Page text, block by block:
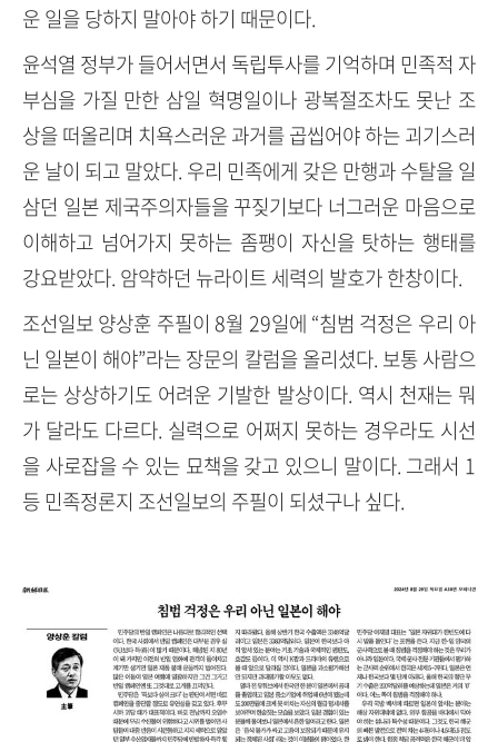
운 일을 당하지 말아야 하기 때문이다.
윤석열 정부가 들어서면서 독립투사를 기억하며 민족적 자
부심을 가질 만한 삼일 혁명일이나 광복절조차도 못난 조
상을 떠올리며 치욕스러운 과거를 곱씹어야 하는 괴기스러
운 날이 되고 말았다. 우리 민족에게 갖은 만행과 수탈을 일
삼던 일본 제국주의자들을 꾸짖기보다 너그러운 마음으로
이해하고 넘어가지 못하는 좀팽이 자신을 탓하는 행태를
강요받았다. 암약하던 뉴라이트 세력의 발호가 한창이다.
조선일보 양상훈 주필이 8월 29일에 “침범 걱정은 우리 아
닌 일본이 해야”라는 장문의 칼럼을 올리셨다. 보통 사람으
로는 상상하기도 어려운 기발한 발상이다. 역시 천재는 뭐
가 달라도 다르다. 실력으로 어쩌지 못하는 경우라도 시선
을 사로잡을 수 있는 묘책을 갖고 있으니 말이다. 그래서 1
등 민족정론지 조선일보의 주필이 되셨구나 싶다.